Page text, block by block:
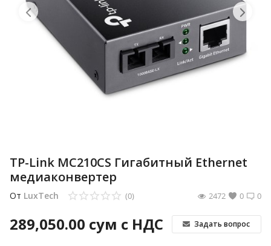
Прочее
Избранное
TP-Link MC210CS Гигабитный Ethernet
медиаконвертер
От LuxTech 0
(0) 0
2472
289,050.00 сум с НДС Задать вопрос